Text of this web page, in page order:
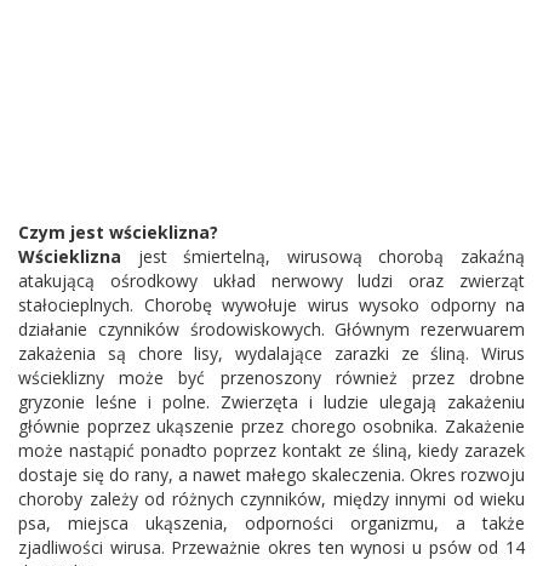
Czym jest wścieklizna?
Wścieklizna jest śmiertelną, wirusową chorobą zakaźną
atakującą ośrodkowy układ nerwowy ludzi oraz zwierząt
stałocieplnych. Chorobę wywołuje wirus wysoko odporny na
działanie czynników środowiskowych. Głównym rezerwuarem
zakażenia są chore lisy, wydalające zarazki ze śliną. Wirus
wścieklizny może być przenoszony również przez drobne
gryzonie leśne i polne. Zwierzęta i ludzie ulegają zakażeniu
głównie poprzez ukąszenie przez chorego osobnika. Zakażenie
może nastąpić ponadto poprzez kontakt ze śliną, kiedy zarazek
dostaje się do rany, a nawet małego skaleczenia. Okres rozwoju
choroby zależy od różnych czynników, między innymi od wieku
psa, miejsca ukąszenia, odporności organizmu, a także
zjadliwości wirusa. Przeważnie okres ten wynosi u psów od 14